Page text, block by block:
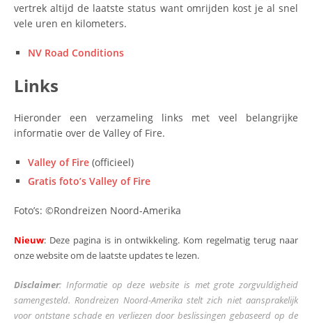
vertrek altijd de laatste status want omrijden kost je al snel
vele uren en kilometers.
NV Road Conditions
Links
Hieronder een verzameling links met veel belangrijke
informatie over de Valley of Fire.
Valley of Fire (officieel)
Gratis foto’s Valley of Fire
Foto’s: ©Rondreizen Noord-Amerika
Nieuw: Deze pagina is in ontwikkeling. Kom regelmatig terug naar
onze website om de laatste updates te lezen.
Disclaimer: Informatie op deze website is met grote zorgvuldigheid
samengesteld. Rondreizen Noord-Amerika stelt zich niet aansprakelijk
voor ontstane schade en verliezen door beslissingen gebaseerd op de